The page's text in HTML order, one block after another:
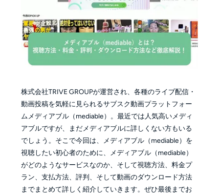
株式会社TRIVE GROUPが運営され、各種のライブ配信・
動画投稿を気軽に見られるサブスク動画プラットフォー
ムメディアブル（mediable）。最近では人気高いメディ
アブルですが、まだメディアブルに詳しくない方もいる
でしょう。そこで今回は、メディアブル（mediable）を
視聴したい初心者のために、メディアブル（mediable）
がどのようなサービスなのか、そして視聴方法、料金プ
ラン、支払方法、評判、そして動画のダウンロード方法
までまとめて詳しく紹介していきます。ぜひ最後までお